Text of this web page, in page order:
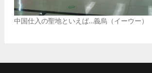
中国仕入の聖地といえば…義烏（イーウー）